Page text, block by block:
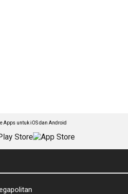
Apps untuk iOS dan Android